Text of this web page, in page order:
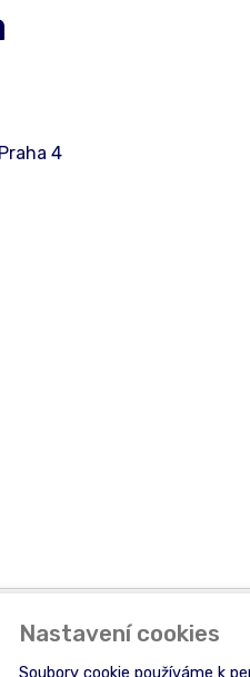
4
Nastavení cookies